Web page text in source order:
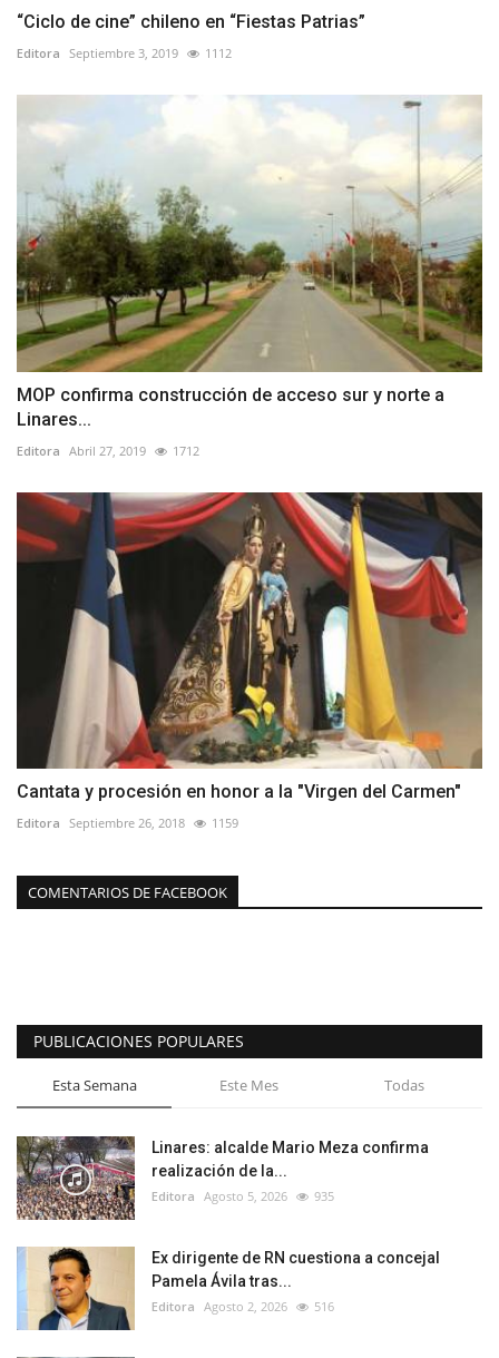
“Ciclo de cine” chileno en “Fiestas Patrias”
Editora Septiembre 3, 2019 1112
MOP confirma construcción de acceso sur y norte a
Linares...
Editora Abril 27, 2019 1712
Cantata y procesión en honor a la "Virgen del Carmen"
Editora Septiembre 26, 2018 1159
COMENTARIOS DE FACEBOOK
PUBLICACIONES POPULARES
Esta Semana Este Mes Todas
Linares: alcalde Mario Meza confirma
realización de la...
Editora Agosto 5, 2026 935
Ex dirigente de RN cuestiona a concejal
Pamela Ávila tras...
Editora Agosto 2, 2026 516